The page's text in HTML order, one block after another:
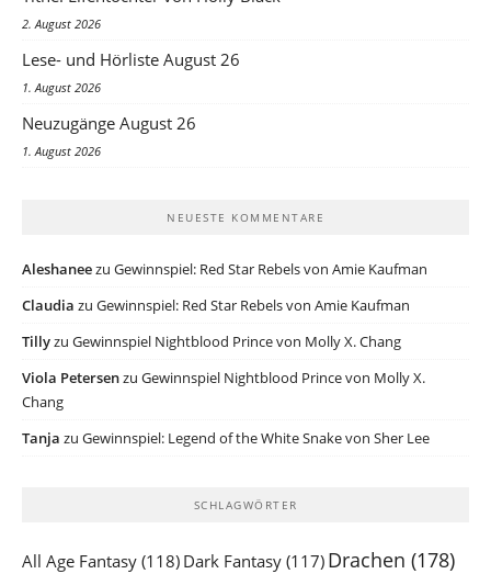
2. August 2026
Lese- und Hörliste August 26
1. August 2026
Neuzugänge August 26
1. August 2026
NEUESTE KOMMENTARE
Aleshaneezu Gewinnspiel: Red Star Rebels von Amie Kaufman
Claudia zu Gewinnspiel: Red Star Rebels von Amie Kaufman
Tillyzu Gewinnspiel Nightblood Prince von Molly X. Chang
Viola Petersenzu Gewinnspiel Nightblood Prince von Molly X.
Chang
Tanja zu Gewinnspiel: Legend of the White Snake von Sher Lee
SCHLAGWÖRTER
All Age Fantasy (118) Dark Fantasy (117) Drachen (178)